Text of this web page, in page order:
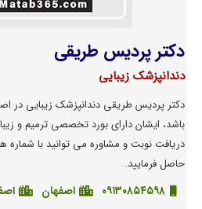
دکتر پردیس طریقی
دندانپزشک زیبایی
دکتر پردیس طریقی دندانپزشک زیبایی در
باشد، ایشان دارای بورد تخصصی ترمیم و
دریافت نوبت و مشاوره می توانید با شماره
حاصل فرمایید.
٠٩١٣٠٨٥٤٥٩٨ اصفهان